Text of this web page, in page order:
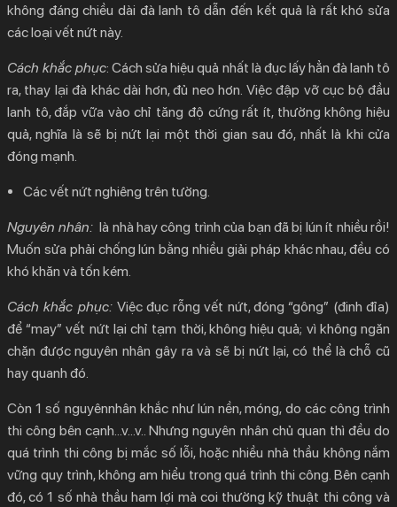
không đáng chiều dài đà lanh tô dẫn đến kết quả là rất khó sửa
các loại vết nứt này.
Cách khắc phục: Cách sửa hiệu quả nhất là đục lấy hẳn đà lanh tô
ra, thay lại đà khác dài hơn, đủ neo hơn. Việc đập vỡ cục bộ đầu
lanh tô, đắp vữa vào chỉ tăng độ cứng rất ít, thường không hiệu
quả, nghĩa là sẽ bị nứt lại một thời gian sau đó, nhất là khi cửa
đóng mạnh.
Các vết nứt nghiêng trên tường.
Nguyên nhân: là nhà hay công trình của bạn đã bị lún ít nhiều rồi!
Muốn sửa phải chống lún bằng nhiều giải pháp khác nhau, đều có
khó khăn và tốn kém.
Cách khắc phục:Việc đục rỗng vết nứt, đóng “gông” (đinh đỉa)
để “may” vết nứt lại chỉ tạm thời, không hiệu quả; vì không ngăn
chặn được nguyên nhân gây ra và sẽ bị nứt lại, có thể là chỗ cũ
hay quanh đó.
Còn 1 số nguyênnhân khắc như lún nền, móng, do các công trình
thi công bên cạnh…v…v.. Nhưng nguyên nhân chủ quan thì đều do
quá trình thi công bị mắc số lỗi, hoặc nhiều nhà thầu không nắm
vững quy trình, không am hiểu trong quá trình thi công. Bên cạnh
đó, có 1 số nhà thầu ham lợi mà coi thường kỹ thuật thi công và